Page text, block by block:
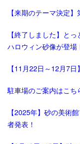
【来期のテーマ決定
【終了しました】と
ハロウィン砂像が登場
【11月22日～12月7
駐車場のご案内はこち
【2025年】砂の美術
者発表！